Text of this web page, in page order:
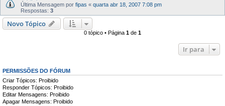
Última Mensagem por fipas « quarta abr 18, 2007 7:08 pm
Respostas: 3
Novo Tópico
0 tópico • Página 1 de 1
Ir para
PERMISSÕES DO FÓRUM
Criar Tópicos: Proibido
Responder Tópicos: Proibido
Editar Mensagens: Proibido
Apagar Mensagens: Proibido